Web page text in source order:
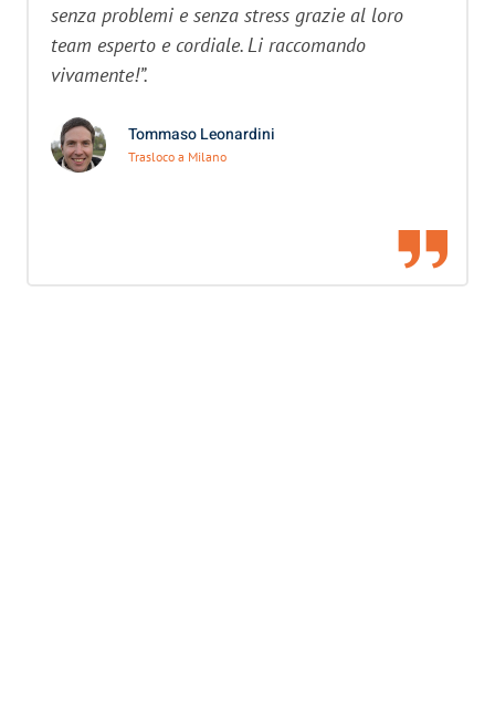
senza problemi e senza stress grazie al loro
team esperto e cordiale. Li raccomando
vivamente!”.
Tommaso Leonardini
Trasloco a Milano